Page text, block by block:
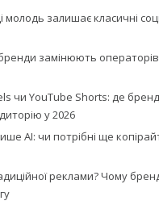
молодь залишає класичні
замінюють
чи YouTube Shorts: де
у 2026
AI: чи потрібні ще
реклами? Чому